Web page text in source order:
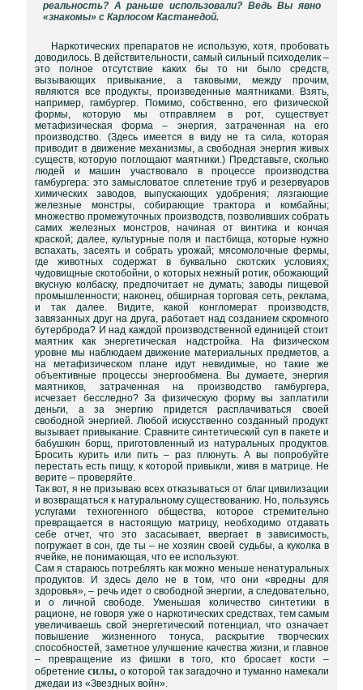
реальность? А раньше использовали? Ведь Вы явно
«знакомы» с Карлосом Кастанедой.
Наркотических препаратов не использую, хотя, пробовать
доводилось. В действительности, самый сильный психоделик –
это полное отсутствие каких бы то ни было средств,
вызывающих привыкание, а таковыми, между прочим,
являются все продукты, произведенные маятниками. Взять,
например, гамбургер. Помимо, собственно, его физической
формы, которую мы отправляем в рот, существует
метафизическая форма – энергия, затраченная на его
производство. (Здесь имеется в виду не та сила, которая
приводит в движение механизмы, а свободная энергия живых
существ, которую поглощают маятники.) Представьте, сколько
людей и машин участвовало в процессе производства
гамбургера: это замысловатое сплетение труб и резервуаров
химических заводов, выпускающих удобрения; лязгающие
железные монстры, собирающие трактора и комбайны;
множество промежуточных производств, позволивших собрать
самих железных монстров, начиная от винтика и кончая
краской; далее, культурные поля и пастбища, которые нужно
вспахать, засеять и собрать урожай; мясомолочные фермы,
где животных содержат в буквально скотских условиях;
чудовищные скотобойни, о которых нежный ротик, обожающий
вкусную колбаску, предпочитает не думать; заводы пищевой
промышленности; наконец, обширная торговая сеть, реклама,
и так далее. Видите, какой конгломерат производств,
завязанных друг на друга, работает над созданием скромного
бутерброда? И над каждой производственной единицей стоит
маятник как энергетическая надстройка. На физическом
уровне мы наблюдаем движение материальных предметов, а
на метафизическом плане идут невидимые, но такие же
объективные процессы энергообмена. Вы думаете, энергия
маятников, затраченная на производство гамбургера,
исчезает бесследно? За физическую форму вы заплатили
деньги, а за энергию придется расплачиваться своей
свободной энергией. Любой искусственно созданный продукт
вызывает привыкание. Сравните синтетический суп в пакете и
бабушкин борщ, приготовленный из натуральных продуктов.
Бросить курить или пить – раз плюнуть. А вы попробуйте
перестать есть пищу, к которой привыкли, живя в матрице. Не
верите – проверяйте.
Так вот, я не призываю всех отказываться от благ цивилизации
и возвращаться к натуральному существованию. Но, пользуясь
услугами техногенного общества, которое стремительно
превращается в настоящую матрицу, необходимо отдавать
себе отчет, что это засасывает, ввергает в зависимость,
погружает в сон, где ты – не хозяин своей судьбы, а куколка в
ячейке, не понимающая, что ее используют.
Сам я стараюсь потреблять как можно меньше ненатуральных
продуктов. И здесь дело не в том, что они «вредны для
здоровья», – речь идет о свободной энергии, а следовательно,
и о личной свободе. Уменьшая количество синтетики в
рационе, не говоря уже о наркотических средствах, тем самым
увеличиваешь свой энергетический потенциал, что означает
повышение жизненного тонуса, раскрытие творческих
способностей, заметное улучшение качества жизни, и главное
– превращение из фишки в того, кто бросает кости –
обретениесилы, о которой так загадочно и туманно намекали
джедаи из «Звездных войн».